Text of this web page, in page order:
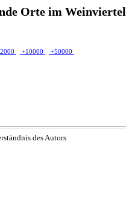
Orte im
+10000 +50000
des Autors